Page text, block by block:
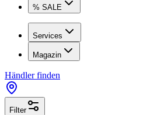
% SALE
Services
Magazin
Händler finden
Filter